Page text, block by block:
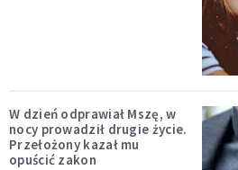
W dzień odprawiał Mszę, w
nocy prowadził drugie życie.
Przełożony kazał mu
opuścić zakon